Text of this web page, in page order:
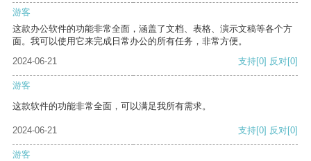
游客
这款办公软件的功能非常全面，涵盖了文档、表格、演示文稿等各个方
面。我可以使用它来完成日常办公的所有任务，非常方便。
2024-06-21
支持[0] 反对[0]
游客
这款软件的功能非常全面，可以满足我所有需求。
2024-06-21 支持[0] 反对[0]
游客